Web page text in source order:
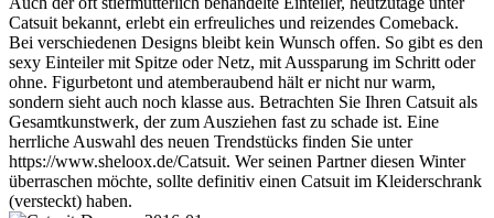
Catsuit bekannt, erlebt ein erfreuliches und reizendes Comeback.
Bei verschiedenen Designs bleibt kein Wunsch offen. So gibt es den
sexy Einteiler mit Spitze oder Netz, mit Aussparung im Schritt oder
ohne. Figurbetont und atemberaubend hält er nicht nur warm,
sondern sieht auch noch klasse aus. Betrachten Sie Ihren Catsuit als
Gesamtkunstwerk, der zum Ausziehen fast zu schade ist. Eine
herrliche Auswahl des neuen Trendstücks finden Sie unter
https://www.sheloox.de/Catsuit. Wer seinen Partner diesen Winter
überraschen möchte, sollte definitiv einen Catsuit im Kleiderschrank
(versteckt) haben.